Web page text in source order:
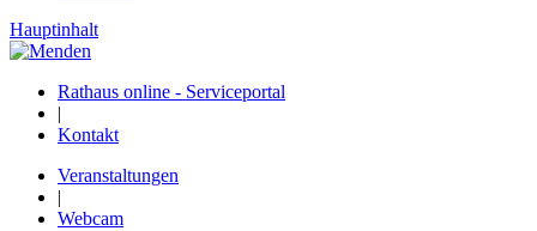
Hauptinhalt
Rathaus online - Serviceportal
|
Kontakt
Veranstaltungen
|
Webcam